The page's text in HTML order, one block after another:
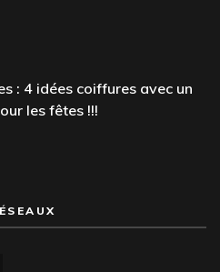
: 4 idées coiffures avec un
les fêtes !!!